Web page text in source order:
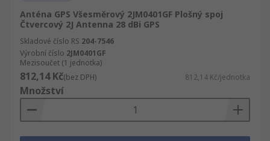
Anténa GPS Všesměrový 2JM0401GF Plošný spoj
Čtvercový 2J Antenna 28 dBi GPS
Skladové číslo RS 204-7546
Výrobní číslo 2JM0401GF
Mezisoučet (1 jednotka)
812,14 Kč(bez DPH) 812,14 Kč/jednotka
Množství